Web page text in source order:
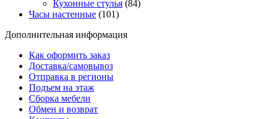
Кухонные стулья (84)
Часы настенные (101)
Дополнительная информация
Как оформить заказ
Доставка/самовывоз
Отправка в регионы
Подъем на этаж
Сборка мебели
Обмен и возврат